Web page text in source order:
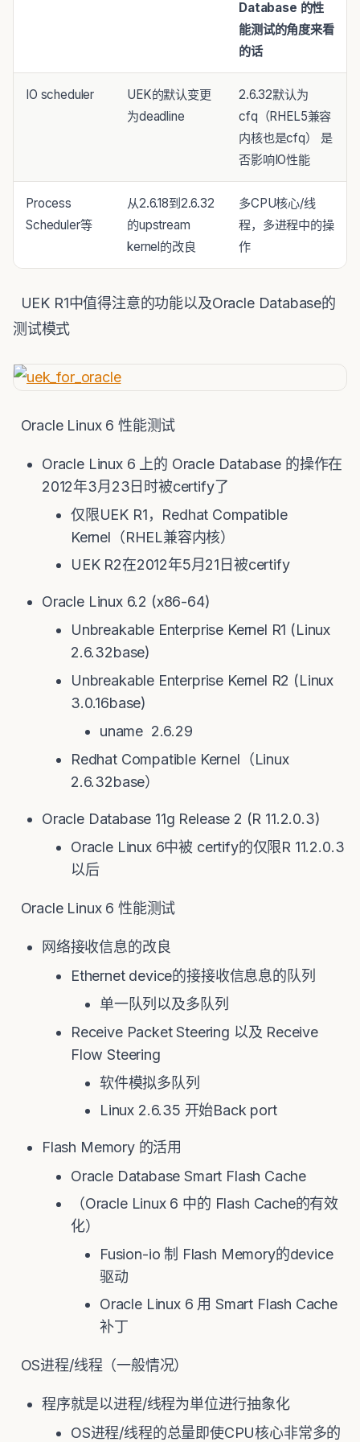
Database 的性
能测试的角度来看
的话
IO scheduler
UEK的默认变更
为deadline
2.6.32默认为
cfq（RHEL5兼容
内核也是cfq） 是
否影响IO性能
Process
Scheduler等
从2.6.18到2.6.32
的upstream
kernel的改良
多CPU核心/线
程，多进程中的操
作
UEK R1中值得注意的功能以及Oracle Database的
测试模式
Oracle Linux 6 性能测试
Oracle Linux 6 上的 Oracle Database 的操作在
2012年3月23日时被certify了
仅限UEK R1，Redhat Compatible
Kernel（RHEL兼容内核）
UEK R2在2012年5月21日被certify
Oracle Linux 6.2 (x86-64)
Unbreakable Enterprise Kernel R1 (Linux
2.6.32base)
Unbreakable Enterprise Kernel R2 (Linux
3.0.16base)
uname 2.6.29
Redhat Compatible Kernel（Linux
2.6.32base）
Oracle Database 11g Release 2 (R 11.2.0.3)
Oracle Linux 6中被 certify的仅限R 11.2.0.3
以后
Oracle Linux 6 性能测试
网络接收信息的改良
Ethernet device的接接收信息息的队列
单一队列以及多队列
Receive Packet Steering 以及 Receive
Flow Steering
软件模拟多队列
Linux 2.6.35 开始Back port
Flash Memory 的活用
Oracle Database Smart Flash Cache
（Oracle Linux 6 中的 Flash Cache的有效
化）
Fusion-io 制 Flash Memory的device
驱动
Oracle Linux 6 用 Smart Flash Cache
补丁
OS进程/线程（一般情况）
程序就是以进程/线程为単位进行抽象化
OS进程/线程的总量即使CPU核心非常多的